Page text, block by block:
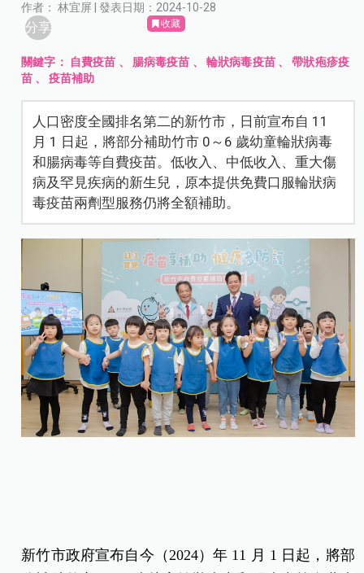
作者： 林宜屏 | 發表日期：2024-10-28
分享 收藏
關鍵字： 自費疫苗 、 腸病毒疫苗 、 輪狀病毒疫苗、帶狀疱疹疫
苗 、疫苗補助
人口密度全國排名第二的新竹市，日前宣布自 11
月 1 日起，將部分補助竹市 0～6 歲幼童輪狀病毒
和腸病毒等自費疫苗。低收入、中低收入、重大傷
病及罕見疾病的新生兒，原本提供免費口服輪狀病
毒疫苗兩劑型服務仍將全額補助。
新竹市政府宣布自今（2024）年 11 月 1 日起，將部